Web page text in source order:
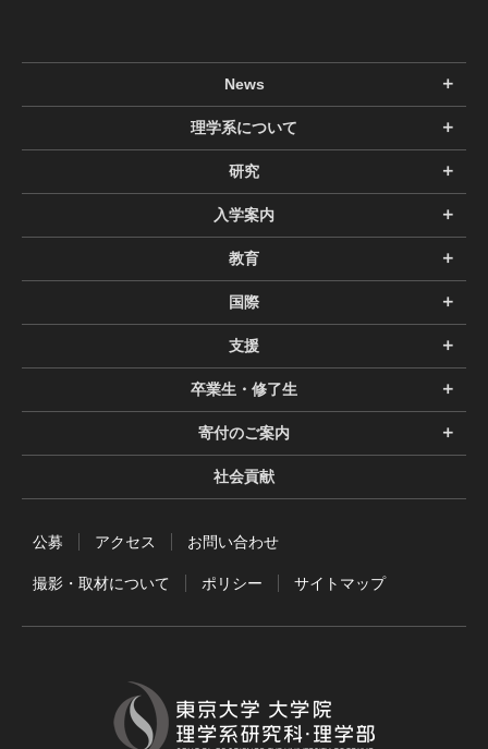
News
理学系について
研究
入学案内
教育
国際
支援
卒業生・修了生
寄付のご案内
社会貢献
公募 アクセス お問い合わせ
撮影・取材について ポリシー サイトマップ